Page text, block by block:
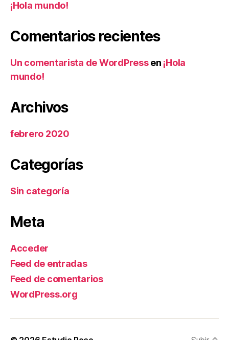
¡Hola mundo!
Comentarios recientes
Un comentarista de WordPressen ¡Hola
mundo!
Archivos
febrero 2020
Categorías
Sin categoría
Meta
Acceder
Feed de entradas
Feed de comentarios
WordPress.org